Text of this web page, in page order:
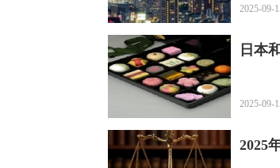
2025-09-
日本
2025-09-
2025